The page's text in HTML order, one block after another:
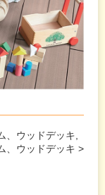
、ウッドデッキ,
、ウッドデッキ >